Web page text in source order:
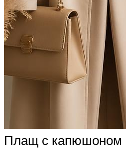
Плащ с капюшоном